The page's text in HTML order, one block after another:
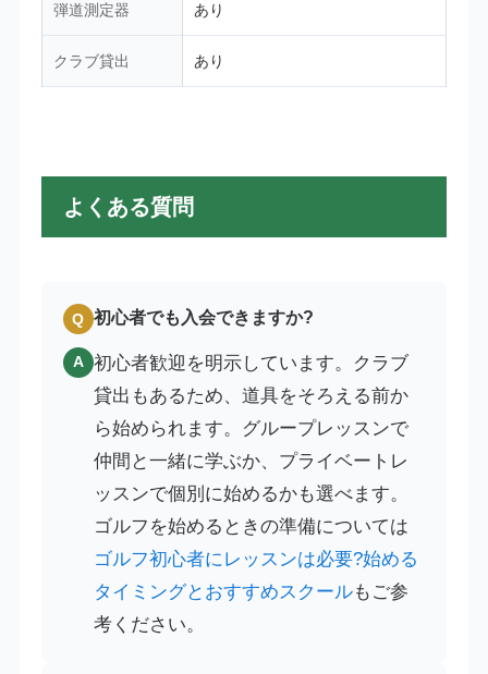
弾道測定器 あり
クラブ貸出 あり
よくある質問
Q 初心者でも入会できますか?
A 初心者歓迎を明示しています。クラブ
貸出もあるため、道具をそろえる前か
ら始められます。グループレッスンで
仲間と一緒に学ぶか、プライベートレ
ッスンで個別に始めるかも選べます。
ゴルフを始めるときの準備については
ゴルフ初心者にレッスンは必要?始める
タイミングとおすすめスクールもご参
考ください。